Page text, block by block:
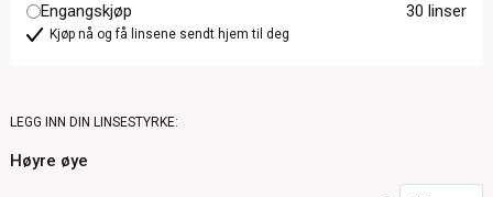
Engangskjøp 30 linser
Kjøp nå og få linsene sendt hjem til deg
LEGG INN DIN LINSESTYRKE:
Høyre øye